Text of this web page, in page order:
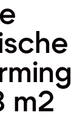
m2